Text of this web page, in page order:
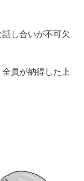
し合いが不可欠
員が納得した上